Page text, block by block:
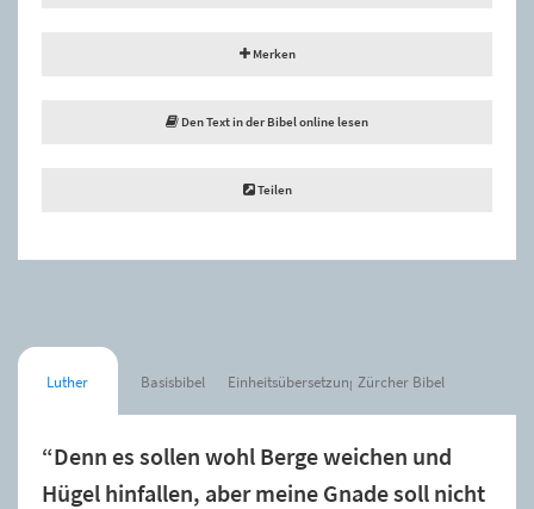
Merken
Den Text in der Bibel online lesen
Teilen
Luther Basisbibel Einheitsübersetzung Zürcher Bibel
“Denn es sollen wohl Berge weichen und
Hügel hinfallen, aber meine Gnade soll nicht